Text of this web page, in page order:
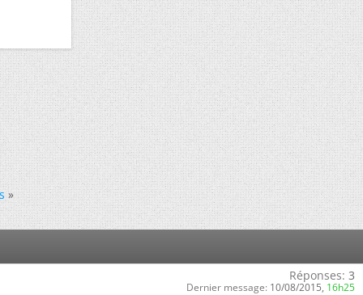
»
Réponses: 3
Dernier message: 10/08/2015, 16h25